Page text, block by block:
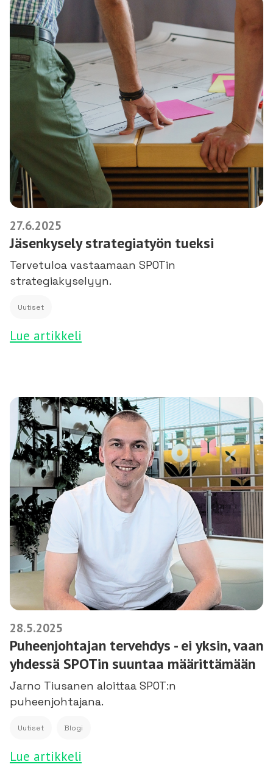
27.6.2025
Jäsenkysely strategiatyön tueksi
Tervetuloa vastaamaan SPOTin
strategiakyselyyn.
Uutiset
Lue artikkeli
28.5.2025
Puheenjohtajan tervehdys - ei yksin, vaan
yhdessä SPOTin suuntaa määrittämään
Jarno Tiusanen aloittaa SPOT:n
puheenjohtajana.
Uutiset Blogi
Lue artikkeli